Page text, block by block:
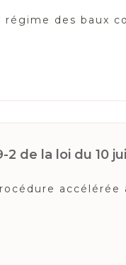
des baux
de la loi du 10